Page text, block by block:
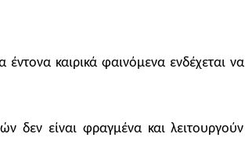
καιρικά φαινόμενα ενδέχεται να
δεν είναι φραγμένα και λειτουργούν